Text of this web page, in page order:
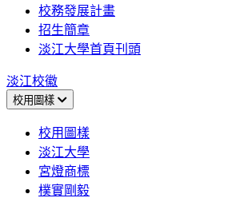
校務發展計畫
招生簡章
淡江大學首頁刊頭
淡江校徽
校用圖樣
校用圖樣
淡江大學
宮燈商標
樸實剛毅